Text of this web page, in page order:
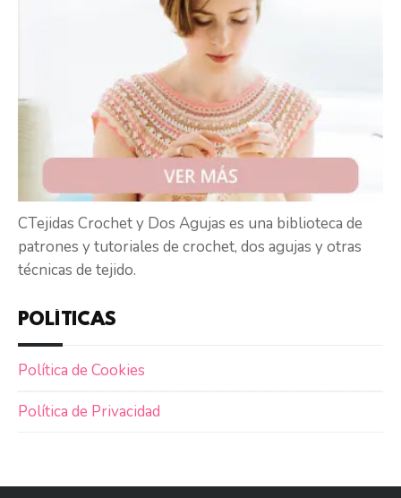
CTejidas Crochet y Dos Agujas es una biblioteca de
patrones y tutoriales de crochet, dos agujas y otras
técnicas de tejido.
POLÍTICAS
Política de Cookies
Política de Privacidad